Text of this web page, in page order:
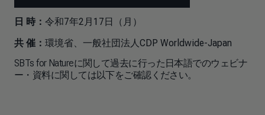
日 時： 令和7年2月17日（月）
共 催： 環境省、一般社団法人CDP Worldwide-Japan
SBTs for Natureに関して過去に行った日本語でのウェビナ
ー・資料に関しては以下をご確認ください。